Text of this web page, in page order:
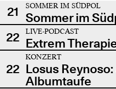
21
SOMMER IM SÜDPOL
Sommer im
22
LIVE-PODCAST
Extrem
22
KONZERT
Losus Reynoso:
Albumtaufe